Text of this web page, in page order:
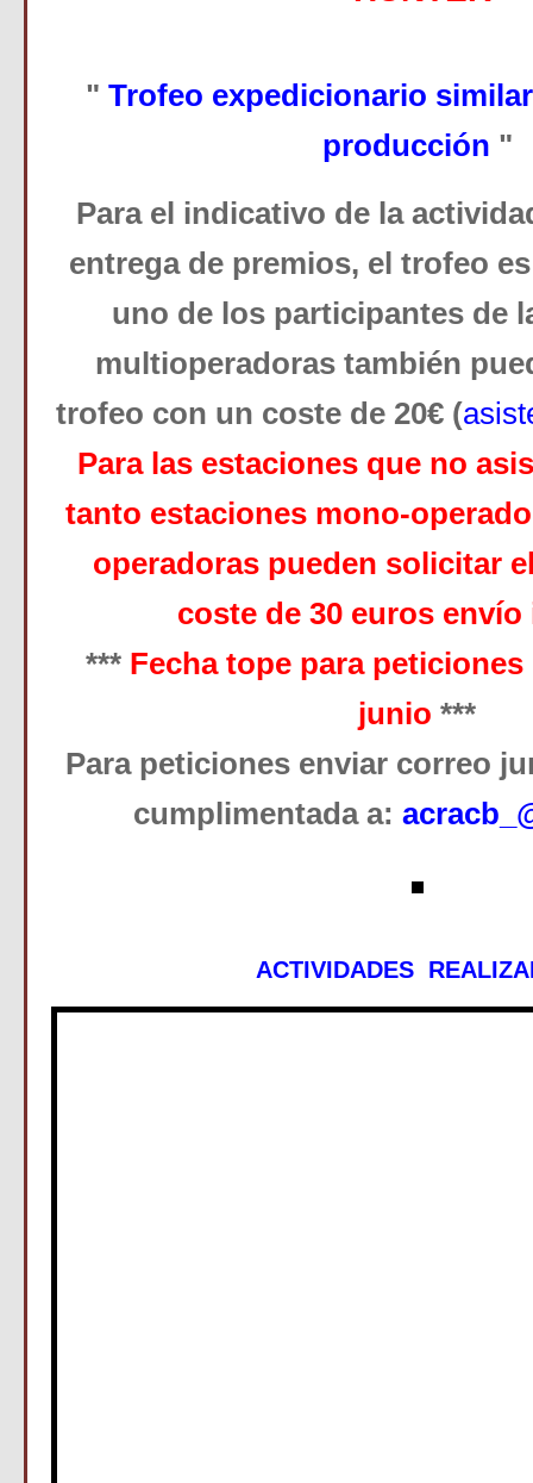
" Trofeo expedicionario
producción "
Para el indicativo de la
entrega de premios, el trofeo
uno de los participantes de
multioperadoras también
trofeo con un coste de 20€ (
Para las estaciones que no
tanto estaciones mono-
operadoras pueden solicitar
coste de 30 euros
*** Fecha tope para
junio ***
Para peticiones enviar correo
cumplimentada a:
ACTIVIDADES